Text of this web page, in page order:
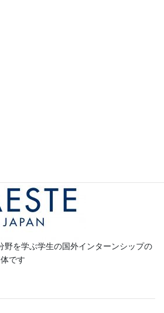
野を学ぶ学生の国外インターンシップの
です